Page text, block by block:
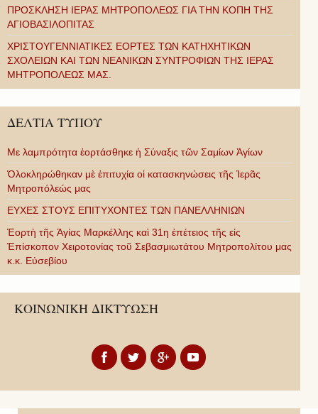
ΠΡΟΣΚΛΗΣΗ ΙΕΡΑΣ ΜΗΤΡΟΠΟΛΕΩΣ ΓΙΑ ΤΗΝ ΚΟΠΗ ΤΗΣ
ΑΓΙΟΒΑΣΙΛΟΠΙΤΑΣ
ΧΡΙΣΤΟΥΓΕΝΝΙΑΤΙΚΕΣ ΕΟΡΤΕΣ ΤΩΝ ΚΑΤΗΧΗΤΙΚΩΝ
ΣΧΟΛΕΙΩΝ ΚΑΙ ΤΩΝ ΝΕΑΝΙΚΩΝ ΣΥΝΤΡΟΦΙΩΝ ΤΗΣ ΙΕΡΑΣ
ΜΗΤΡΟΠΟΛΕΩΣ ΜΑΣ.
ΔΕΛΤΙΑ ΤΥΠΟΥ
Με λαμπρότητα ἑορτάσθηκε ἡ Σύναξις τῶν Σαμίων Ἁγίων
Ὁλοκληρώθηκαν μὲ ἐπιτυχία οἱ κατασκηνώσεις τῆς Ἱερᾶς
Μητροπόλεώς μας
ΕΥΧΕΣ ΣΤΟΥΣ ΕΠΙΤΥΧΟΝΤΕΣ ΤΩΝ ΠΑΝΕΛΛΗΝΙΩΝ
Ἑορτὴ τῆς Ἁγίας Μαρκέλλης καὶ 31η ἐπέτειος τῆς εἰς
Ἐπίσκοπον Χειροτονίας τοῦ Σεβασμιωτάτου Μητροπολίτου μας
κ.κ. Εὐσεβίου
ΚΟΙΝΩΝΙΚΗ ΔΙΚΤΥΩΣΗ